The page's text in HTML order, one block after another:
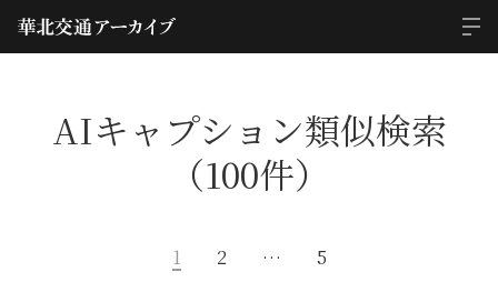
AIキャプション類似検索
（100件）
1 2 … 5